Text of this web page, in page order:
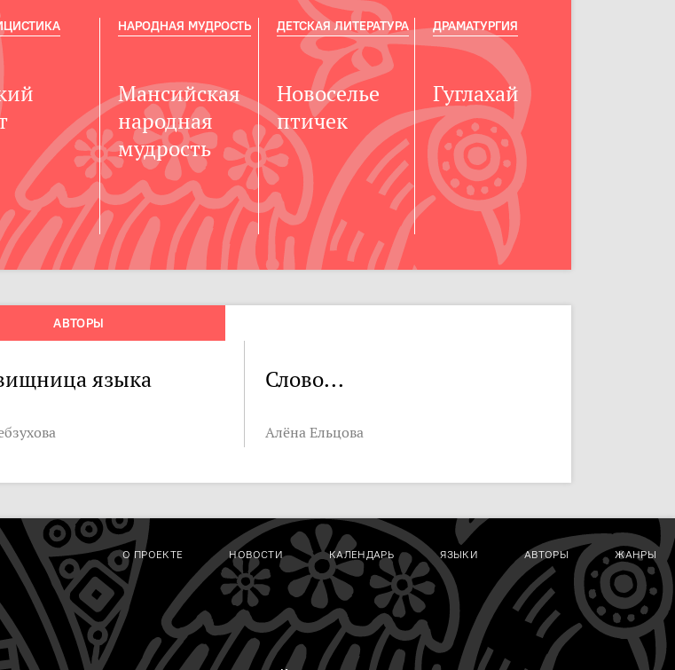
Мансийская
народная
мудрость
НАРОДНАЯ МУДРОСТЬ
Новоселье
птичек
ДЕТСКАЯ ЛИТЕРАТУРА
Гуглахай
ДРАМАТУРГИЯ
АВТОРЫ
языка Слово...
Алёна Ельцова
О ПРОЕКТЕ НОВОСТИ КАЛЕНДАРЬ ЯЗЫКИ АВТОРЫ ЖАНРЫ